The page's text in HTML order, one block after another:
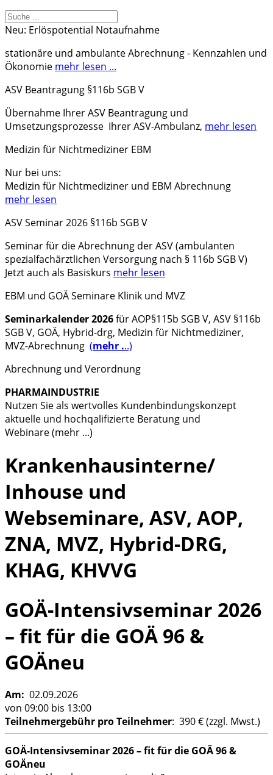
Neu: Erlöspotential Notaufnahme
stationäre und ambulante Abrechnung - Kennzahlen und
Ökonomie mehr lesen ...
ASV Beantragung §116b SGB V
Übernahme Ihrer ASV Beantragung und
Umsetzungsprozesse Ihrer ASV-Ambulanz, mehr lesen
Medizin für Nichtmediziner EBM
Nur bei uns:
Medizin für Nichtmediziner und EBM Abrechnung
mehr lesen
ASV Seminar 2026 §116b SGB V
Seminarfür die Abrechnung derASV (ambulanten
spezialfachärztlichen Versorgung nach § 116b SGB V)
Jetzt auch als Basiskurs mehr lesen
EBM und GOÄ Seminare Klinik und MVZ
Seminarkalender 2026für AOP§115b SGB V, ASV §116b
SGB V, GOÄ, Hybrid-drg, Medizin für Nichtmediziner,
MVZ-Abrechnung (mehr ...)
Abrechnung und Verordnung
PHARMAINDUSTRIE
Nutzen Sie als wertvolles Kundenbindungskonzept
aktuelle und hochqalifizierte Beratung und
Webinare (mehr ...)
Krankenhausinterne/
Inhouse und
Webseminare, ASV, AOP,
ZNA, MVZ, Hybrid-DRG,
KHAG, KHVVG
GOÄ-Intensivseminar 2026
– fit für die GOÄ 96 &
GOÄneu
Am: 02.09.2026
von 09:00 bis 13:00
Teilnehmergebühr pro Teilnehmer: 390 € (zzgl. Mwst.)
GOÄ-Intensivseminar 2026 – fit für die GOÄ 96 &
GOÄneu